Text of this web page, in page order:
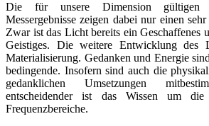
Die für unsere Dimension gültigen
Messergebnisse zeigen dabei nur einen
Zwar ist das Licht bereits ein Geschaffenes
Geistiges. Die weitere Entwicklung des
Materialisierung. Gedanken und Energie
bedingende. Insofern sind auch die
gedanklichen Umsetzungen
entscheidender ist das Wissen um
Frequenzbereiche.